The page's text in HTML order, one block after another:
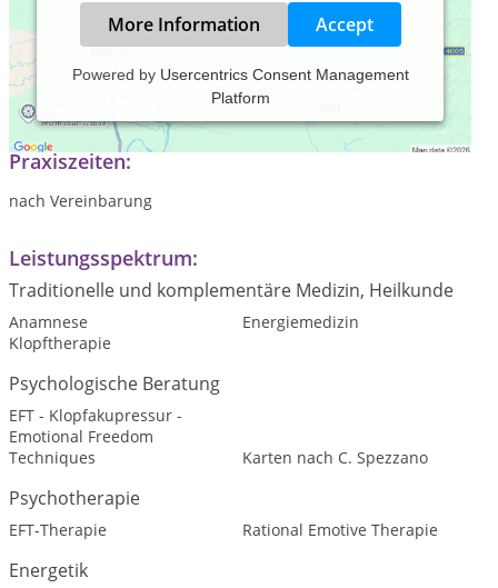
More Information Accept
Powered by Usercentrics Consent Management
Platform
ich bin Heilpraktikerin auf dem Gebiet der Psychotherapie
Praxiszeiten:
nach Vereinbarung
Leistungsspektrum:
Traditionelle und komplementäre Medizin, Heilkunde
Anamnese
Energiemedizin
Klopftherapie
Psychologische Beratung
EFT - Klopfakupressur -
Emotional Freedom
Techniques
Karten nach C. Spezzano
Psychotherapie
EFT-Therapie Rational Emotive Therapie
Energetik